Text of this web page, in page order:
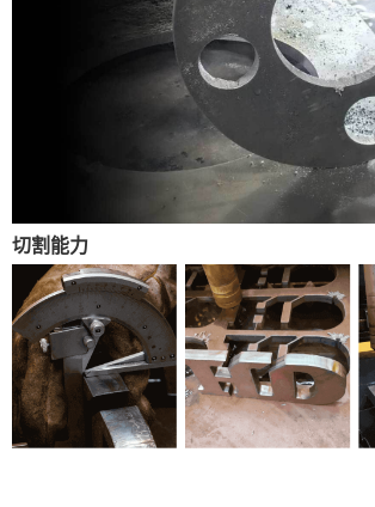
切割能力